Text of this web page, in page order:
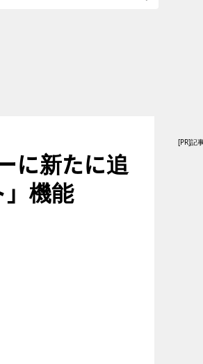
に新たに追
」機能
[PR]記